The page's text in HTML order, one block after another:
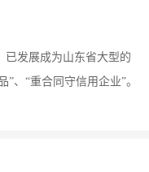
已发展成为山东省大型的
、“重合同守信用企业”。